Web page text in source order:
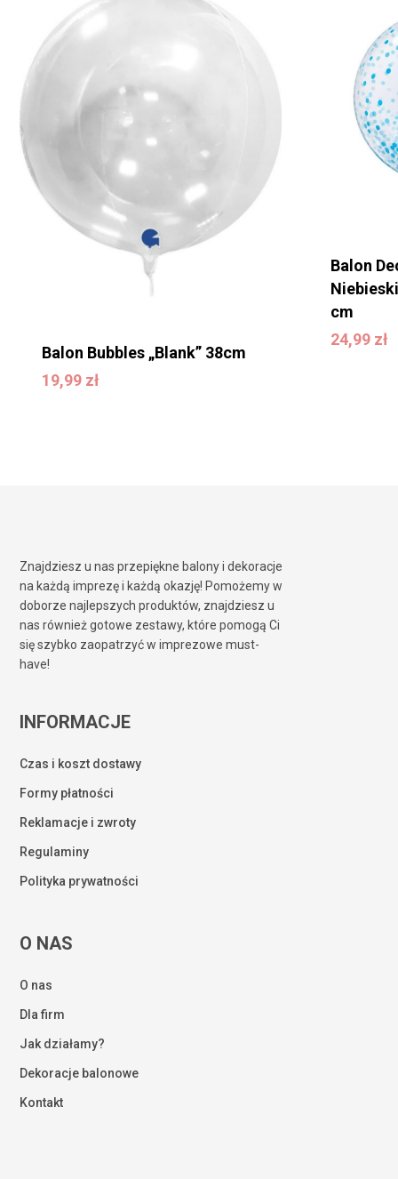
Balon Bubbles „Blank” 38cm
19,99 zł
19,99zł
Balon
cm
24,99 zł
24,99zł
Znajdziesz u nas przepiękne balony i dekoracje
na każdą imprezę i każdą okazję! Pomożemy w
doborze najlepszych produktów, znajdziesz u
nas również gotowe zestawy, które pomogą Ci
się szybko zaopatrzyć w imprezowe must-
have!
INFORMACJE
Czas i koszt dostawy
Formy płatności
Reklamacje i zwroty
Regulaminy
Polityka prywatności
O NAS
O nas
Dla firm
Jak działamy?
Dekoracje balonowe
Kontakt